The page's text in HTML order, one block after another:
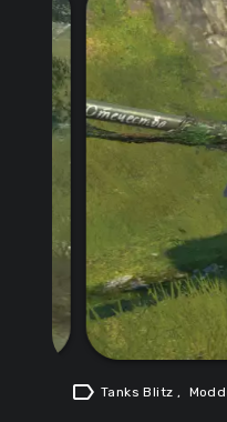
label Tanks Blitz ,